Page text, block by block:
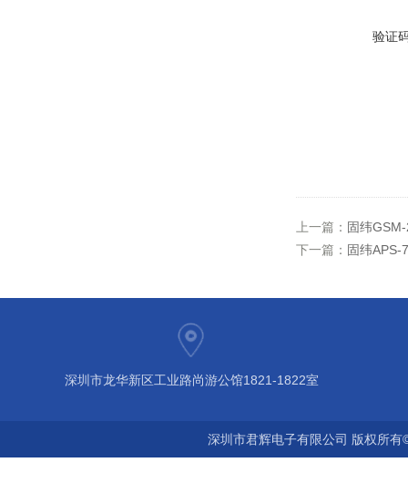
验证
上一篇： 固纬
下一篇： 固纬APS-
深圳市龙华新区工业路尚游公馆1821-1822室
深圳市君辉电子有限公司 版权所